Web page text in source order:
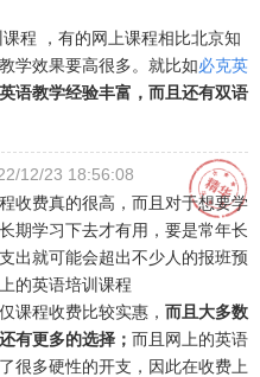
程 ，有的网上课程相比北京知
学效果要高很多。就比如必克英
语教学经验丰富，而且还有双语
12/23 18:56:08
收费真的很高，而且对于想要学
期学习下去才有用，要是常年长
出就可能会超出不少人的报班预
的英语培训课程
课程收费比较实惠， 而且大多数
有更多的选择； 而且网上的英语
很多硬性的开支，因此在收费上